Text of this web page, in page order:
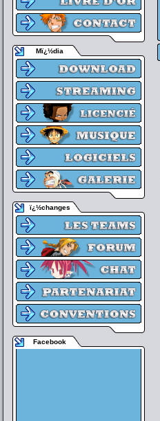
Mï¿½dia
ï¿½changes
Facebook